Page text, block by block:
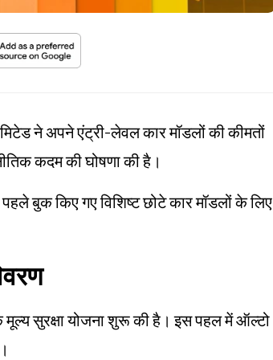
ने अपने एंट्री-लेवल कार मॉडलों की कीमतों
कदम की घोषणा की है।
बुक किए गए विशिष्ट छोटे कार मॉडलों के लिए
सुरक्षा योजना शुरू की है। इस पहल में ऑल्टो